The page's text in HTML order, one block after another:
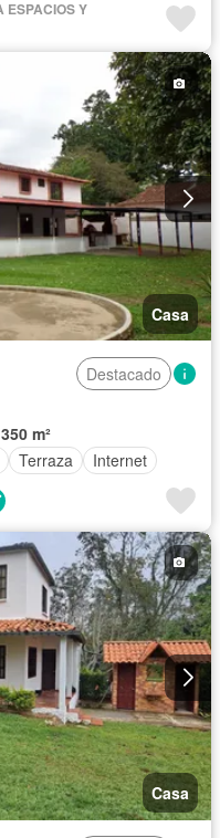
Casa
Destacado
350 m²
Terraza Internet
Casa